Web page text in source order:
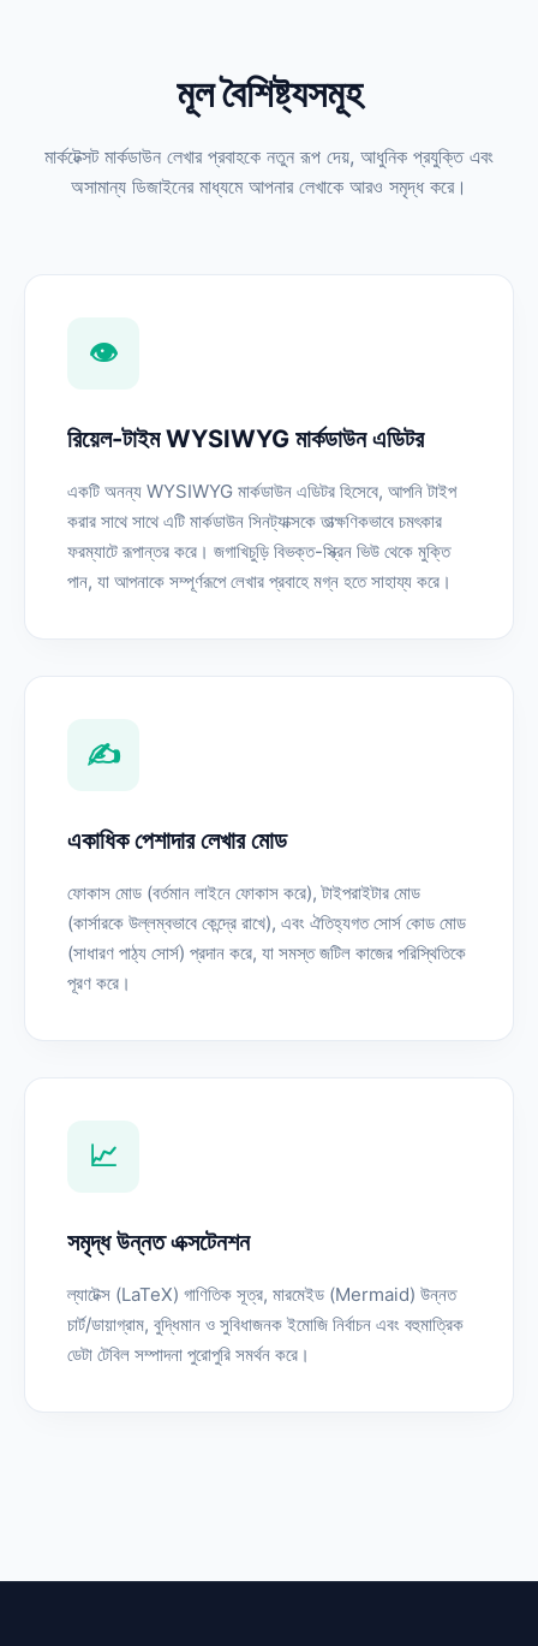
মূল বৈশিষ্ট্যসমূহ
মার্কটেক্সট মার্কডাউন লেখার প্রবাহকে নতুন রূপ দেয়, আধুনিক প্রযুক্তি এবং
অসামান্য ডিজাইনের মাধ্যমে আপনার লেখাকে আরও সমৃদ্ধ করে।
👁️
রিয়েল-টাইম WYSIWYG মার্কডাউন এডিটর
একটি অনন্য WYSIWYG মার্কডাউন এডিটর হিসেবে, আপনি টাইপ
করার সাথে সাথে এটি মার্কডাউন সিনট্যাক্সকে তাত্ক্ষণিকভাবে চমৎকার
ফরম্যাটে রূপান্তর করে। জগাখিচুড়ি বিভক্ত-স্ক্রিন ভিউ থেকে মুক্তি
পান, যা আপনাকে সম্পূর্ণরূপে লেখার প্রবাহে মগ্ন হতে সাহায্য করে।
✍️
একাধিক পেশাদার লেখার মোড
ফোকাস মোড (বর্তমান লাইনে ফোকাস করে), টাইপরাইটার মোড
(কার্সারকে উল্লম্বভাবে কেন্দ্রে রাখে), এবং ঐতিহ্যগত সোর্স কোড মোড
(সাধারণ পাঠ্য সোর্স) প্রদান করে, যা সমস্ত জটিল কাজের পরিস্থিতিকে
পূরণ করে।
📈
সমৃদ্ধ উন্নত এক্সটেনশন
ল্যাটেক্স (LaTeX) গাণিতিক সূত্র, মারমেইড (Mermaid) উন্নত
চার্ট/ডায়াগ্রাম, বুদ্ধিমান ও সুবিধাজনক ইমোজি নির্বাচন এবং বহুমাত্রিক
ডেটা টেবিল সম্পাদনা পুরোপুরি সমর্থন করে।